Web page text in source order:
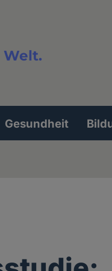
Welt.
Gesundheit